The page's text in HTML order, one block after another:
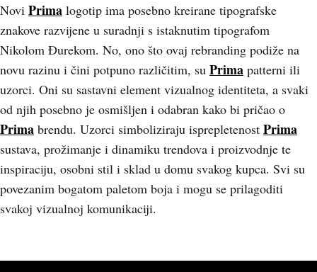
Novi Prima logotip ima posebno kreirane tipografske
znakove razvijene u suradnji s istaknutim tipografom
Nikolom Đurekom. No, ono što ovaj rebranding podiže na
novu razinu i čini potpuno različitim, su Prima patterni ili
uzorci. Oni su sastavni element vizualnog identiteta, a svaki
od njih posebno je osmišljen i odabran kako bi pričao o
Prima brendu. Uzorci simboliziraju isprepletenost Prima
sustava, prožimanje i dinamiku trendova i proizvodnje te
inspiraciju, osobni stil i sklad u domu svakog kupca. Svi su
povezanim bogatom paletom boja i mogu se prilagoditi
svakoj vizualnoj komunikaciji.